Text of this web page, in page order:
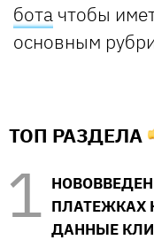
бота чтобы
основным
ТОП РАЗДЕЛА
ПЛАТЕЖКАХ
ДАННЫЕ